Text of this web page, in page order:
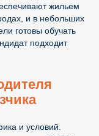
жильем
и в небольших
готовы обучать
подходит
и условий.